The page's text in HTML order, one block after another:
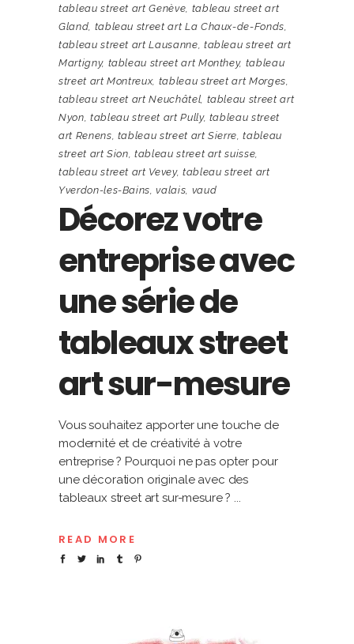
tableau street art Genève, tableau street art
Gland, tableau street art La Chaux-de-Fonds,
tableau street art Lausanne, tableau street art
Martigny, tableau street art Monthey, tableau
street art Montreux, tableau street art Morges,
tableau street art Neuchâtel, tableau street art
Nyon, tableau street art Pully, tableau street
art Renens, tableau street art Sierre,tableau
street art Sion,tableau street art suisse,
tableau street art Vevey, tableau street art
Yverdon-les-Bains,valais, vaud
Décorez votre
entreprise avec
une série de
tableaux street
art sur-mesure
Vous souhaitez apporter une touche de
modernité et de créativité à votre
entreprise ? Pourquoi ne pas opter pour
une décoration originale avec des
tableaux street art sur-mesure ?
READ MORE